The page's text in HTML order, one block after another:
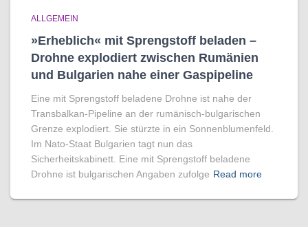
ALLGEMEIN
»Erheblich« mit Sprengstoff beladen –
Drohne explodiert zwischen Rumänien
und Bulgarien nahe einer Gaspipeline
Eine mit Sprengstoff beladene Drohne ist nahe der
Transbalkan-Pipeline an der rumänisch-bulgarischen
Grenze explodiert. Sie stürzte in ein Sonnenblumenfeld.
Im Nato-Staat Bulgarien tagt nun das
Sicherheitskabinett. Eine mit Sprengstoff beladene
Drohne ist bulgarischen Angaben zufolge Read more